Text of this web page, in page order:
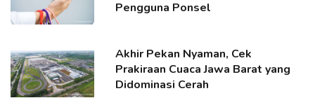
Pengguna Ponsel
Akhir Pekan Nyaman, Cek
Prakiraan Cuaca Jawa Barat yang
Didominasi Cerah